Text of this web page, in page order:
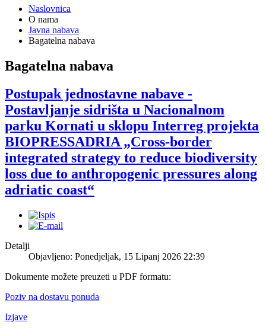
Naslovnica
O nama
Javna nabava
Bagatelna nabava
Bagatelna nabava
Postupak jednostavne nabave -
Postavljanje sidrišta u Nacionalnom
parku Kornati u sklopu Interreg projekta
BIOPRESSADRIA „Cross-border
integrated strategy to reduce biodiversity
loss due to anthropogenic pressures along
adriatic coast“
Detalji
Objavljeno: Ponedjeljak, 15 Lipanj 2026 22:39
Dokumente možete preuzeti u PDF formatu:
Poziv na dostavu ponuda
Izjave